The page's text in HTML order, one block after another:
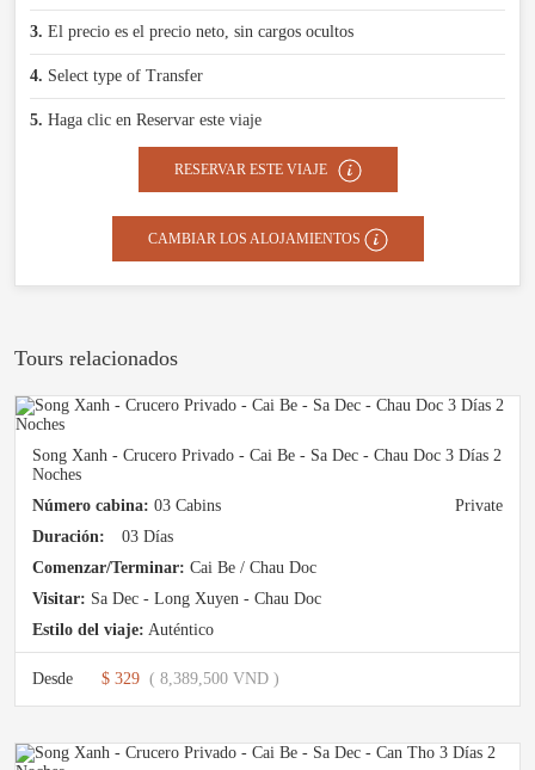
3. El precio es el precio neto, sin cargos ocultos
4. Select type of Transfer
5. Haga clic en Reservar este viaje
RESERVAR ESTE VIAJE
CAMBIAR LOS ALOJAMIENTOS
Tours relacionados
Song Xanh - Crucero Privado - Cai Be - Sa Dec - Chau Doc 3 Días 2
Noches
Número cabina: 03 Cabins
Private
Duración:
03 Días
Comenzar/Terminar: Cai Be / Chau Doc
Visitar: Sa Dec - Long Xuyen - Chau Doc
Estilo del viaje: Auténtico
Desde $ 329 ( 8,389,500 VND )